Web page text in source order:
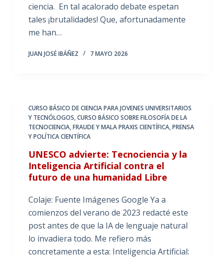
ciencia. En tal acalorado debate espetan
tales ¡brutalidades! Que, afortunadamente
me han…
JUAN JOSÉ IBÁÑEZ 7 MAYO 2026
CURSO BÁSICO DE CIENCIA PARA JOVENES UNIVERSITARIOS
Y TECNÓLOGOS,CURSO BÁSICO SOBRE FILOSOFÍA DE LA
TECNOCIENCIA,FRAUDE Y MALA PRAXIS CIENTÍFICA,PRENSA
Y POLÍTICA CIENTÍFICA
UNESCO advierte: Tecnociencia y la
Inteligencia Artificial contra el
futuro de una humanidad Libre
Colaje: Fuente Imágenes Google Ya a
comienzos del verano de 2023 redacté este
post antes de que la IA de lenguaje natural
lo invadiera todo. Me refiero más
concretamente a esta: Inteligencia Artificial: